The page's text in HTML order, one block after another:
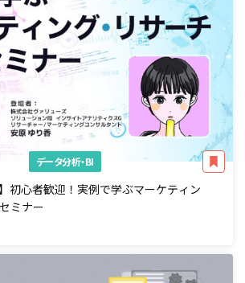
データ分析・BI
初心者歓迎！実例で学ぶマーケティン
ミナー